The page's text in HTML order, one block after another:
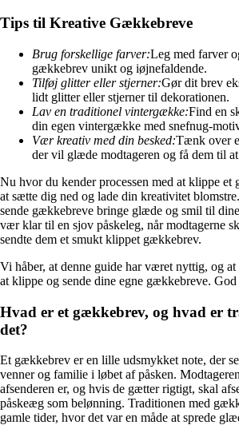
Tips til Kreative Gækkebreve
Brug forskellige farver:Leg med farver
gækkebrev unikt og iøjnefaldende.
Tilføj glitter eller stjerner:Gør dit brev
lidt glitter eller stjerner til dekorationen.
Lav en traditionel vintergække:Find en
din egen vintergække med snefnug-
Vær kreativ med din besked:Tænk over
der vil glæde modtageren og få dem til
Nu hvor du kender processen med at klippe
at sætte dig ned og lade din kreativitet
sende gækkebreve bringe glæde og smil til
vær klar til en sjov påskeleg, når modtagerne
sendte dem et smukt klippet gækkebrev.
Vi håber, at denne guide har været nyttig, og
at klippe og sende dine egne gækkebreve.
Hvad er et gækkebrev, og hvad er
det?
Et gækkebrev er en lille udsmykket note, der
venner og familie i løbet af påsken.
afsenderen er, og hvis de gætter rigtigt, skal
påskeæg som belønning. Traditionen med
gamle tider, hvor det var en måde at sprede